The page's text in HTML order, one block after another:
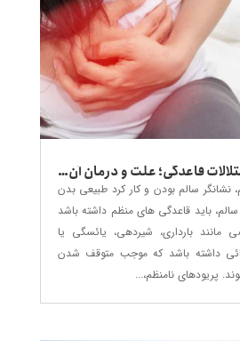
انواع مشکلات و اختلالات قاعدگی؛ علت و درمان آن ها
نشانگر سالم بودن و کار کرد طبیعی بدن
باید قاعدگی های منظم داشته باشد
مانند بارداری، شیردهی، یائسگی یا
داشته باشد که موجب متوقف شدن
پریودهای نامنظم،...